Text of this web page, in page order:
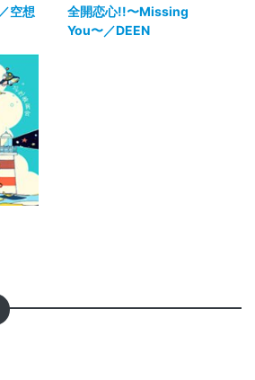
空想
全開恋心!!〜Missing
You〜／DEEN